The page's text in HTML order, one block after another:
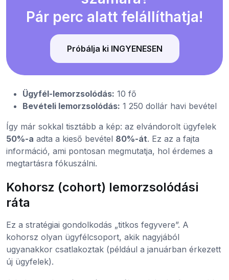
Pár perc alatt felállíthatja!
Próbálja ki INGYENESEN
Ügyfél-lemorzsolódás: 10 fő
Bevételi lemorzsolódás: 1 250 dollár havi bevétel
Így már sokkal tisztább a kép: az elvándorolt ügyfelek
50%-a adta a kieső bevétel 80%-át. Ez az a fajta
információ, ami pontosan megmutatja, hol érdemes a
megtartásra fókuszálni.
Kohorsz (cohort) lemorzsolódási
ráta
Ez a stratégiai gondolkodás „titkos fegyvere”. A
kohorsz olyan ügyfélcsoport, akik nagyjából
ugyanakkor csatlakoztak (például a januárban érkezett
új ügyfelek).